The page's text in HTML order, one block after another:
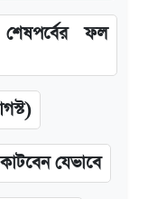
শেষপর্বের ফল
যেভাবে